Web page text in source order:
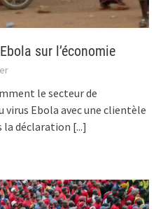
sur l’économie
le secteur de
Ebola avec une clientèle
la déclaration [...]